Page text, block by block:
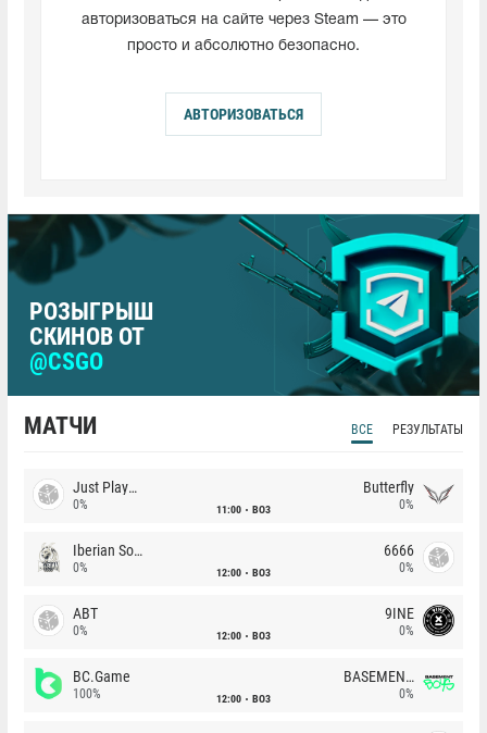
авторизоваться на сайте через Steam — это
просто и абсолютно безопасно.
АВТОРИЗОВАТЬСЯ
РОЗЫГРЫШ
СКИНОВ ОТ
@CSGO
МАТЧИ ВСЕ РЕЗУЛЬТАТЫ
Just Players
0% 11:00 BO3
Butterfly
0%
Iberian Soul
0% 12:00 BO3
6666
0%
ABT
0% 12:00 BO3
9INE
0%
BC.Game
100% 12:00 BO3
BASEMENT BOYS
0%